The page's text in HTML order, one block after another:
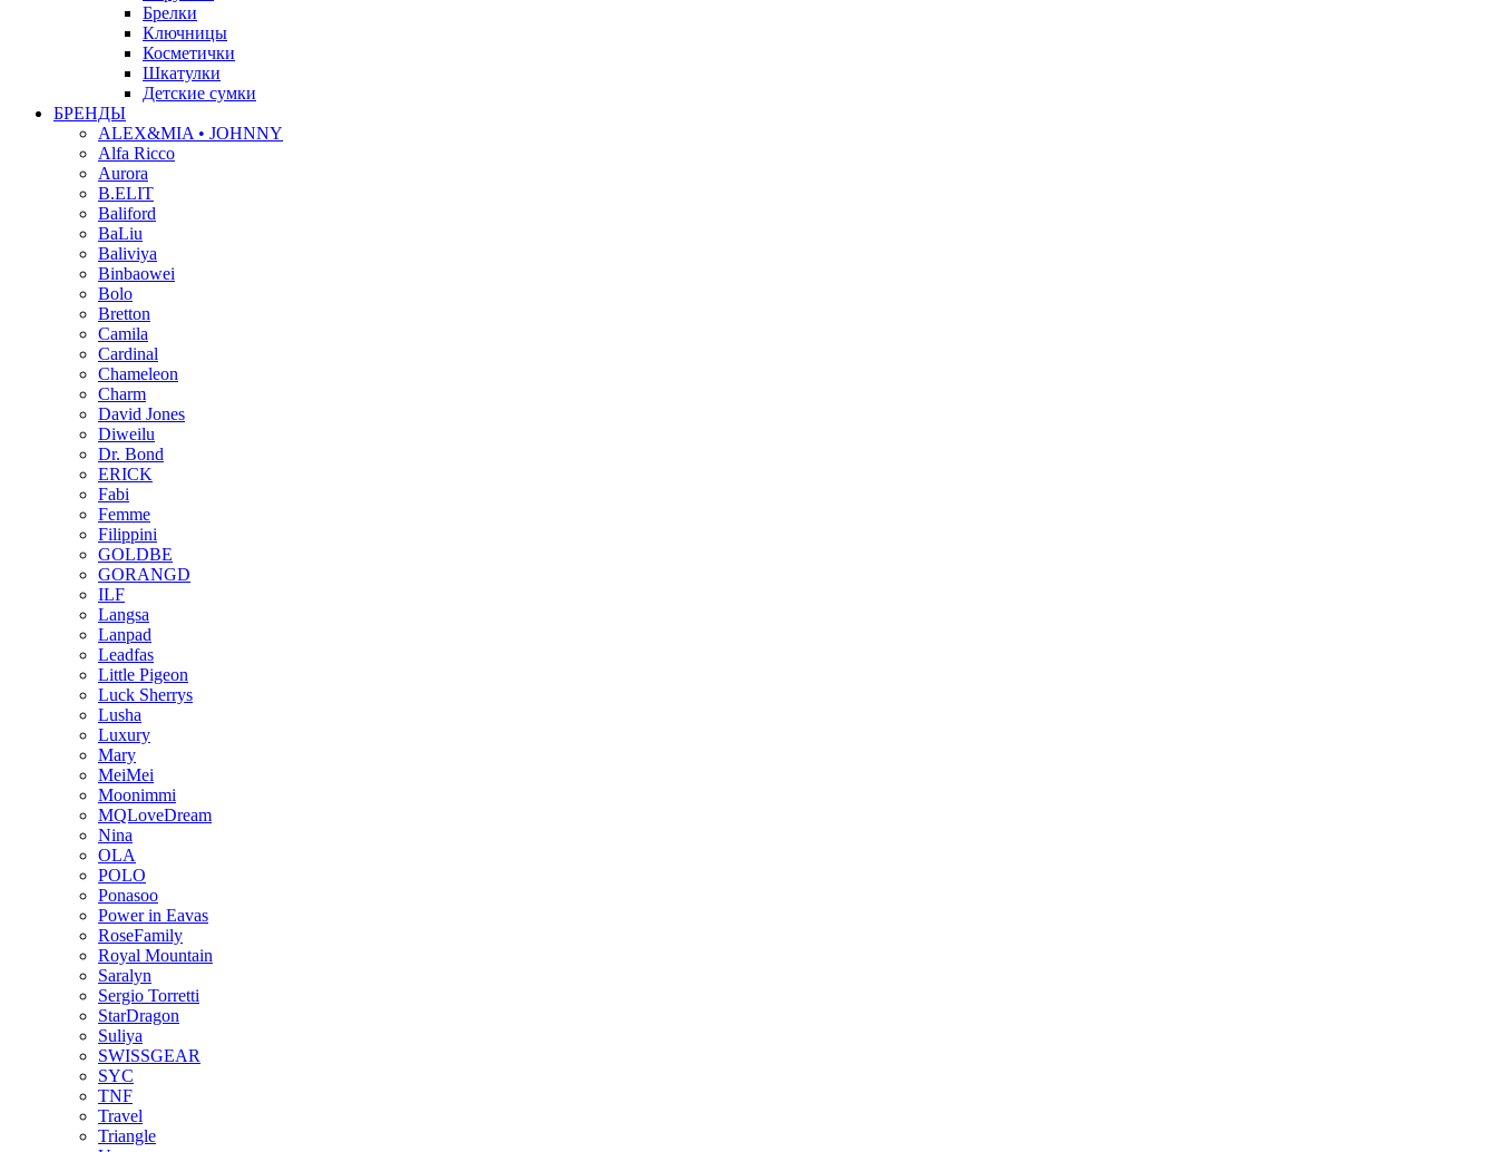
Брелки
Ключницы
Косметички
Шкатулки
Детские сумки
БРЕНДЫ
ALEX&MIA • JOHNNY
Alfa Ricco
Aurora
B.ELIT
Baliford
BaLiu
Baliviya
Binbaowei
Bolo
Bretton
Camila
Cardinal
Chameleon
Charm
David Jones
Diweilu
Dr. Bond
ERICK
Fabi
Femme
Filippini
GOLDBE
GORANGD
ILF
Langsa
Lanpad
Leadfas
Little Pigeon
Luck Sherrys
Lusha
Luxury
Mary
MeiMei
Moonimmi
MQLoveDream
Nina
OLA
POLO
Ponasoo
Power in Eavas
RoseFamily
Royal Mountain
Saralyn
Sergio Torretti
StarDragon
Suliya
SWISSGEAR
SYC
TNF
Travel
Triangle